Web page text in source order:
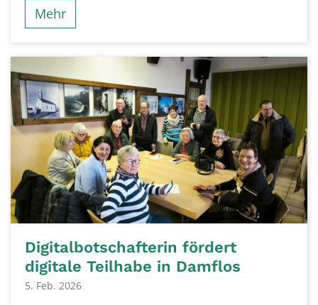
Mehr
Digitalbotschafterin fördert
digitale Teilhabe in Damflos
5. Feb. 2026